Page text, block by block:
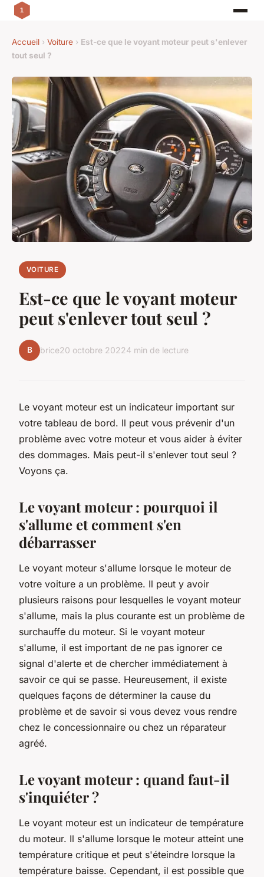
Accueil › Voiture › Est-ce que le voyant moteur peut s'enlever
tout seul ?
VOITURE
Est-ce que le voyant moteur
peut s'enlever tout seul ?
B brice20 octobre 20224 min de lecture
Le voyant moteur est un indicateur important sur
votre tableau de bord. Il peut vous prévenir d'un
problème avec votre moteur et vous aider à éviter
des dommages. Mais peut-il s'enlever tout seul ?
Voyons ça.
Le voyant moteur : pourquoi il
s'allume et comment s'en
débarrasser
Le voyant moteur s'allume lorsque le moteur de
votre voiture a un problème. Il peut y avoir
plusieurs raisons pour lesquelles le voyant moteur
s'allume, mais la plus courante est un problème de
surchauffe du moteur. Si le voyant moteur
s'allume, il est important de ne pas ignorer ce
signal d'alerte et de chercher immédiatement à
savoir ce qui se passe. Heureusement, il existe
quelques façons de déterminer la cause du
problème et de savoir si vous devez vous rendre
chez le concessionnaire ou chez un réparateur
agréé.
Le voyant moteur : quand faut-il
s'inquiéter ?
Le voyant moteur est un indicateur de température
du moteur. Il s'allume lorsque le moteur atteint une
température critique et peut s'éteindre lorsque la
température baisse. Cependant, il est possible que